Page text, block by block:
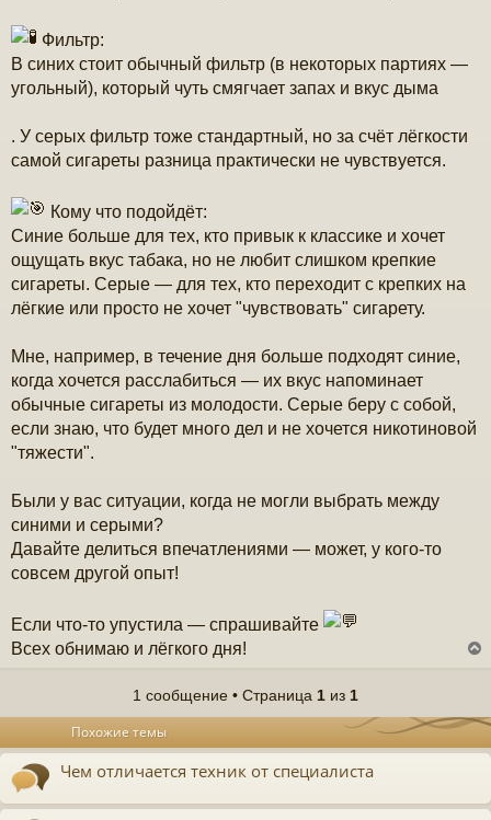
Фильтр:
В синих стоит обычный фильтр (в некоторых партиях —
угольный), который чуть смягчает запах и вкус дыма
. У серых фильтр тоже стандартный, но за счёт лёгкости
самой сигареты разница практически не чувствуется.
Кому что подойдёт:
Синие больше для тех, кто привык к классике и хочет
ощущать вкус табака, но не любит слишком крепкие
сигареты. Серые — для тех, кто переходит с крепких на
лёгкие или просто не хочет "чувствовать" сигарету.
Мне, например, в течение дня больше подходят синие,
когда хочется расслабиться — их вкус напоминает
обычные сигареты из молодости. Серые беру с собой,
если знаю, что будет много дел и не хочется никотиновой
"тяжести".
Были у вас ситуации, когда не могли выбрать между
синими и серыми?
Давайте делиться впечатлениями — может, у кого-то
совсем другой опыт!
Если что-то упустила — спрашивайте
Всех обнимаю и лёгкого дня!
у
ь
к
1 сообщение • Страница 1 из 1
Похожие темы
Чем отличается техник от специалиста